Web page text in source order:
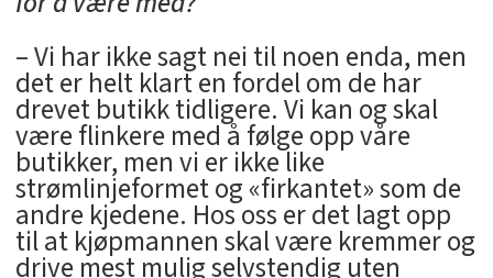
– Vi har ikke sagt nei til noen enda, men
det er helt klart en fordel om de har
drevet butikk tidligere. Vi kan og skal
være flinkere med å følge opp våre
butikker, men vi er ikke like
strømlinjeformet og «firkantet» som de
andre kjedene. Hos oss er det lagt opp
til at kjøpmannen skal være kremmer og
drive mest mulig selvstendig uten